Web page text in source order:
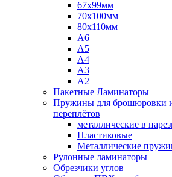
67x99мм
70х100мм
80x110мм
A6
A5
A4
A3
A2
Пакетные Ламинаторы
Пружины для брошюровки и
переплётов
металлические в
Пластиковые
Металлические
Рулонные ламинаторы
Обрезчики углов